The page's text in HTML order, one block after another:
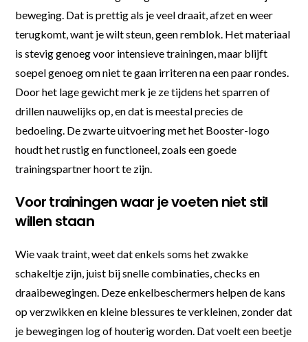
beweging. Dat is prettig als je veel draait, afzet en weer
terugkomt, want je wilt steun, geen remblok. Het materiaal
is stevig genoeg voor intensieve trainingen, maar blijft
soepel genoeg om niet te gaan irriteren na een paar rondes.
Door het lage gewicht merk je ze tijdens het sparren of
drillen nauwelijks op, en dat is meestal precies de
bedoeling. De zwarte uitvoering met het Booster-logo
houdt het rustig en functioneel, zoals een goede
trainingspartner hoort te zijn.
Voor trainingen waar je voeten niet stil
willen staan
Wie vaak traint, weet dat enkels soms het zwakke
schakeltje zijn, juist bij snelle combinaties, checks en
draaibewegingen. Deze enkelbeschermers helpen de kans
op verzwikken en kleine blessures te verkleinen, zonder dat
je bewegingen log of houterig worden. Dat voelt een beetje